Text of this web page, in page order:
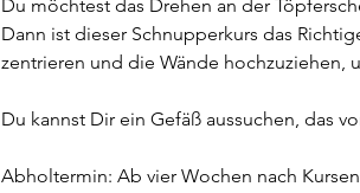
e
t
Du möchtest das Drehen an der
Dann ist dieser Schnupperkurs das
zentrieren und die Wände hochzuziehen,
Du kannst Dir ein Gefäß aussuchen, das
Abholtermin: Ab vier Wochen nach